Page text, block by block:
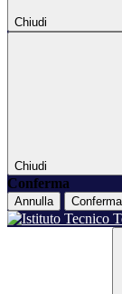
Chiudi
Chiudi
Conferma
Annulla Conferma